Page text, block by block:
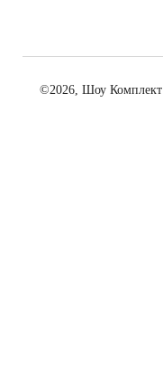
©2026, Шоу Комплект